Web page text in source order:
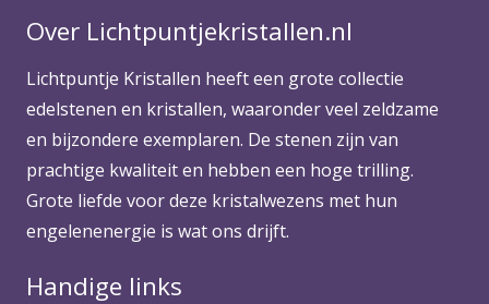
Over Lichtpuntjekristallen.nl
Lichtpuntje Kristallen heeft een grote collectie
edelstenen en kristallen, waaronder veel zeldzame
en bijzondere exemplaren. De stenen zijn van
prachtige kwaliteit en hebben een hoge trilling.
Grote liefde voor deze kristalwezens met hun
engelenenergie is wat ons drijft.
Handige links